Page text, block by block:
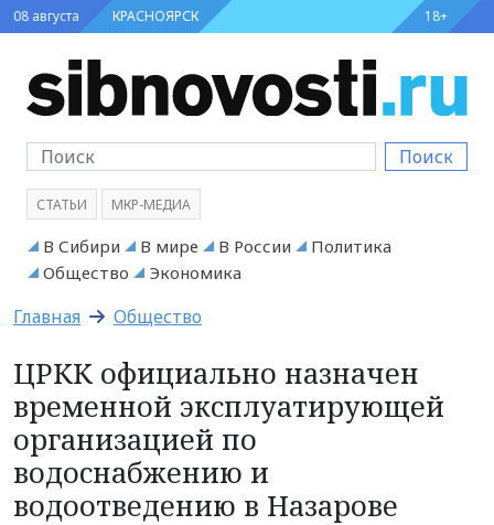
08 августа КРАСНОЯРСК 18+
Поиск
СТАТЬИ МКР-МЕДИА
В Сибири В мире В России
Политика
Общество
Экономика
Главная Общество
ЦРКК официально назначен
временной эксплуатирующей
организацией по
водоснабжению и
водоотведению в Назарове